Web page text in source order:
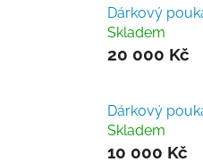
Dárkový
Skladem
20 000 Kč
Dárkový
Skladem
10 000 Kč